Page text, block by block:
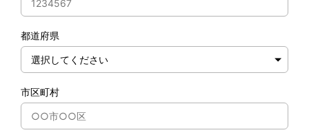
都道府県
市区町村